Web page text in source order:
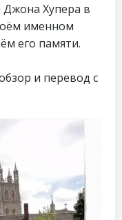
Хупера в
именном
его памяти.
и перевод с